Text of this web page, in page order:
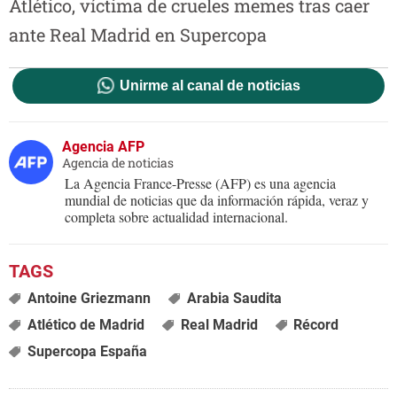
Atlético, víctima de crueles memes tras caer
ante Real Madrid en Supercopa
Unirme al canal de noticias
Agencia AFP
Agencia de noticias
La Agencia France-Presse (AFP) es una agencia
mundial de noticias que da información rápida, veraz y
completa sobre actualidad internacional.
Antoine Griezmann
Arabia Saudita
Atlético de Madrid
Real Madrid
Récord
Supercopa España